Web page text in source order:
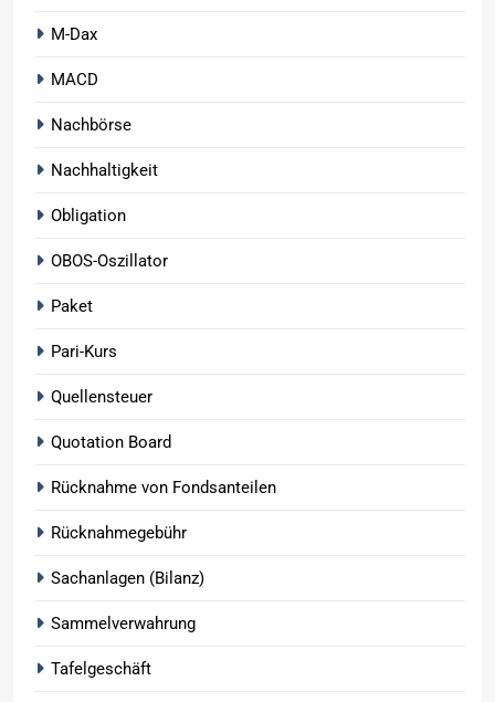
M-Dax
MACD
Nachbörse
Nachhaltigkeit
Obligation
OBOS-Oszillator
Paket
Pari-Kurs
Quellensteuer
Quotation Board
Rücknahme von Fondsanteilen
Rücknahmegebühr
Sachanlagen (Bilanz)
Sammelverwahrung
Tafelgeschäft